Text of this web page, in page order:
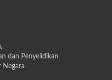
dan Penyelidikan
Negara